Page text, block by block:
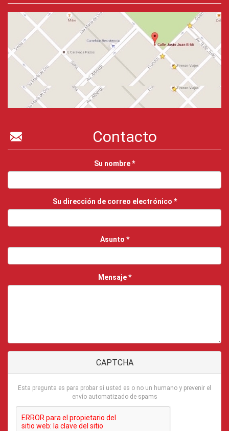
Contacto
Su nombre*
Su dirección de correo electrónico *
Asunto *
Mensaje*
CAPTCHA
Esta pregunta es para probar si usted es o no un humano y prevenir el
envío automatizado de spams